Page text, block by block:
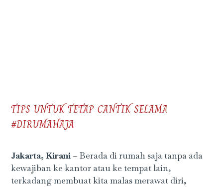
TIPS UNTUK TETAP CANTIK SELAMA
#DIRUMAHAJA
Jakarta, Kirani– Berada di rumah saja tanpa ada
kewajiban ke kantor atau ke tempat lain,
terkadang membuat kita malas merawat diri,